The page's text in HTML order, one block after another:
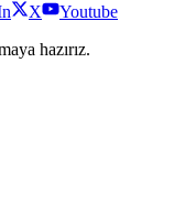
X
Youtube
hazırız.